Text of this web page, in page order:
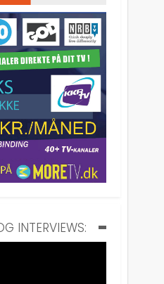
INTERVIEWS: